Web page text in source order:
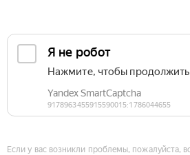
Если у вас возникли проблемы, пожалуйста,